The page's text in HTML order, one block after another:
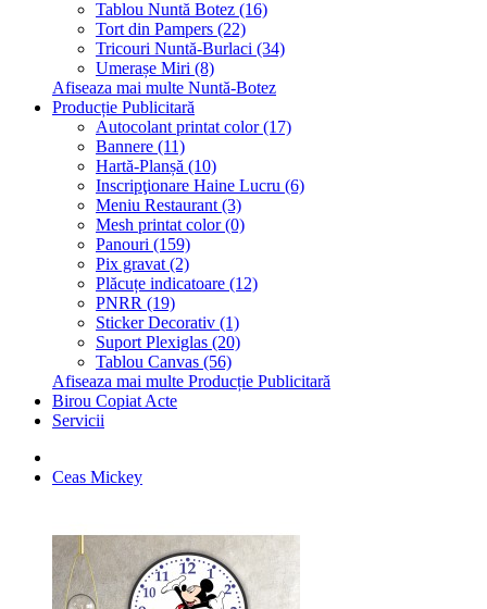
Tablou Nuntă Botez (16)
Tort din Pampers (22)
Tricouri Nuntă-Burlaci (34)
Umerașe Miri (8)
Afiseaza mai multe Nuntă-Botez
Producție Publicitară
Autocolant printat color (17)
Bannere (11)
Hartă-Planșă (10)
Inscripţionare Haine Lucru (6)
Meniu Restaurant (3)
Mesh printat color (0)
Panouri (159)
Pix gravat (2)
Plăcuțe indicatoare (12)
PNRR (19)
Sticker Decorativ (1)
Suport Plexiglas (20)
Tablou Canvas (56)
Afiseaza mai multe Producție Publicitară
Birou Copiat Acte
Servicii
Ceas Mickey